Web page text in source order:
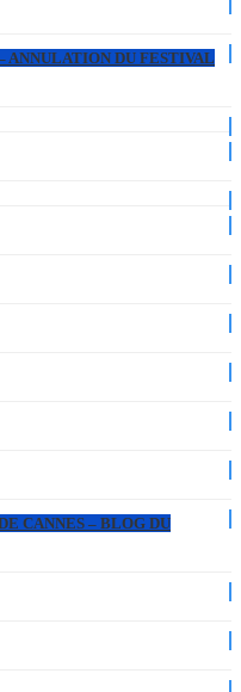
ANNULATION DU FESTIVAL
CANNES – BLOG DU